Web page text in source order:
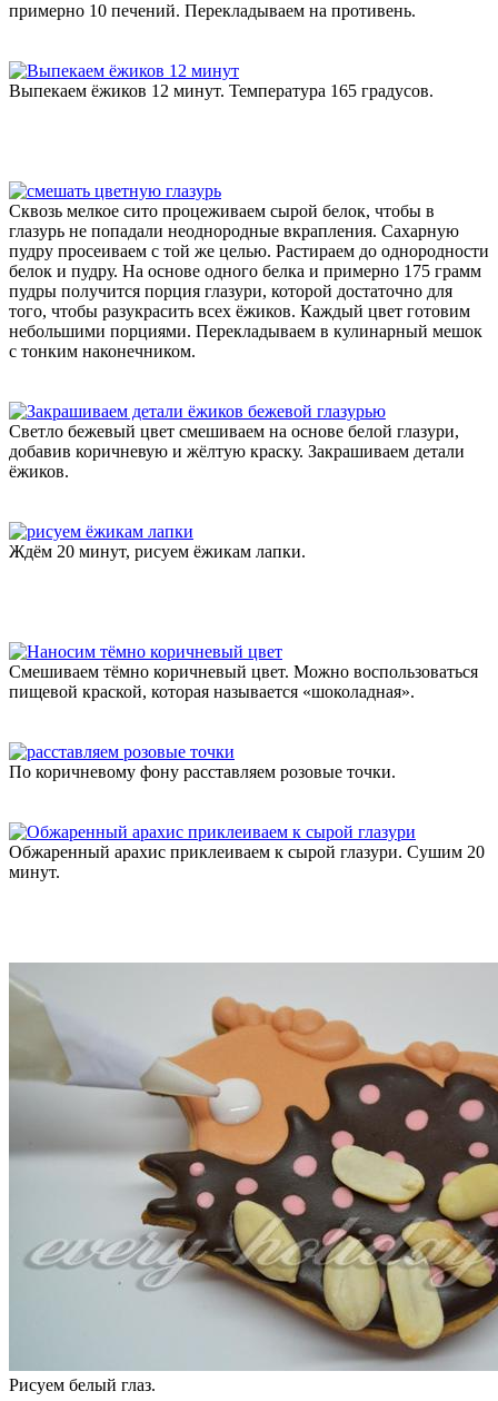
примерно 10 печений. Перекладываем на противень.
Выпекаем ёжиков 12 минут. Температура 165 градусов.
Сквозь мелкое сито процеживаем сырой белок, чтобы в
глазурь не попадали неоднородные вкрапления. Сахарную
пудру просеиваем с той же целью. Растираем до однородности
белок и пудру. На основе одного белка и примерно 175 грамм
пудры получится порция глазури, которой достаточно для
того, чтобы разукрасить всех ёжиков. Каждый цвет готовим
небольшими порциями. Перекладываем в кулинарный мешок
с тонким наконечником.
Светло бежевый цвет смешиваем на основе белой глазури,
добавив коричневую и жёлтую краску. Закрашиваем детали
ёжиков.
Ждём 20 минут, рисуем ёжикам лапки.
Смешиваем тёмно коричневый цвет. Можно воспользоваться
пищевой краской, которая называется «шоколадная».
По коричневому фону расставляем розовые точки.
Обжаренный арахис приклеиваем к сырой глазури. Сушим 20
минут.
Рисуем белый глаз.